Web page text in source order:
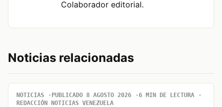
Colaborador editorial.
Noticias relacionadas
NOTICIAS PUBLICADO 8 AGOSTO 2026
6 MIN DE LECTURA
REDACCIÓN NOTICIAS VENEZUELA